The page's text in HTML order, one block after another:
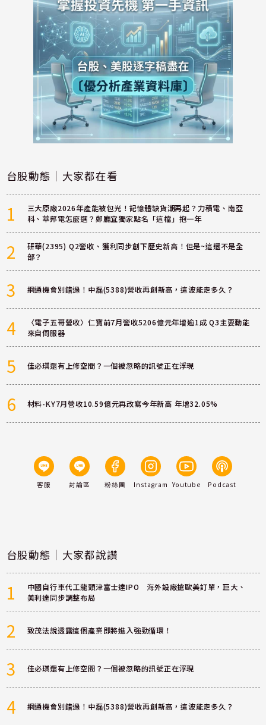
台股動態｜大家都在看
1
三大原廠2026年產能被包光！記憶體缺貨潮再起？力積電、南亞
科、華邦電怎麼選？鄭廳宜獨家點名「這檔」抱一年
2
研華(2395) Q2營收、獲利同步創下歷史新高！但是~這還不是全
部？
3 網通機會別錯過！中磊(5388)營收再創新高，這波能走多久？
4
〈電子五哥營收〉仁寶前7月營收5206億元年增逾1成 Q3主要動能
來自伺服器
5 佳必琪還有上修空間？一個被忽略的訊號正在浮現
6 材料-KY7月營收10.59億元再改寫今年新高 年增32.05%
客服 討論區 粉絲團 Instagram Youtube Podcast
台股動態｜大家都說讚
1
中國自行車代工龍頭津富士達IPO 海外設廠搶歐美訂單，巨大、
美利達同步調整布局
2 致茂法說透露這個產業即將進入強勁循環！
3 佳必琪還有上修空間？一個被忽略的訊號正在浮現
4 網通機會別錯過！中磊(5388)營收再創新高，這波能走多久？